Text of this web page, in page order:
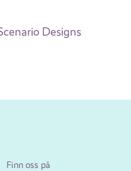
Designs
Finn oss på